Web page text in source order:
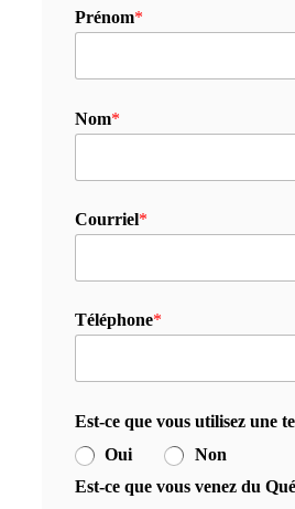
Prénom*
Nom*
Courriel*
Téléphone*
Est-ce que vous utilisez une
Oui
Non
Est-ce que vous venez du